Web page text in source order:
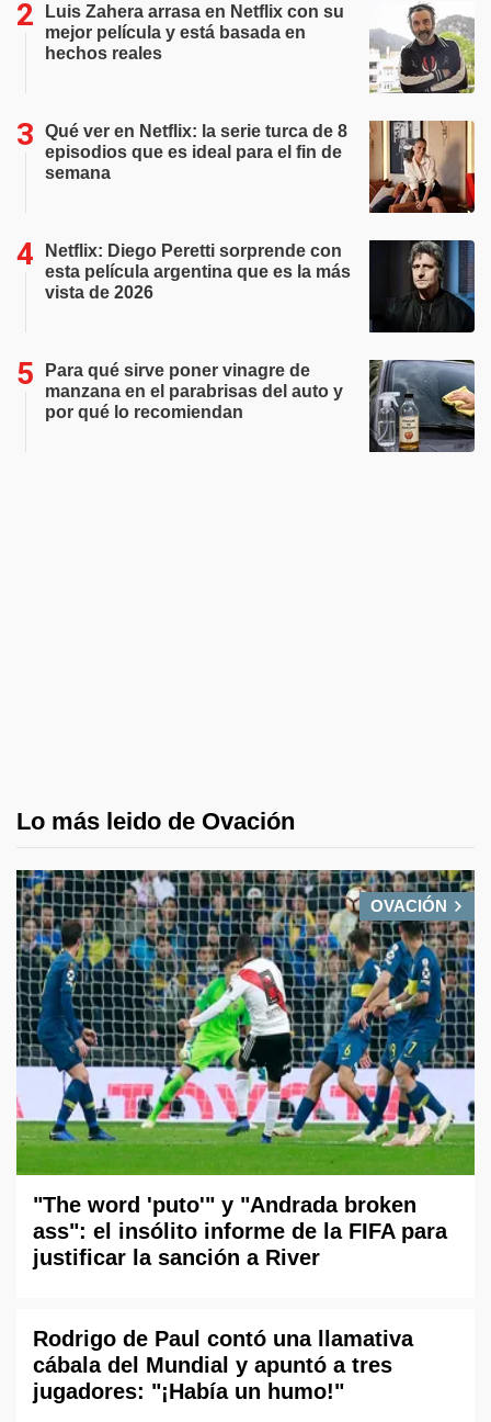
Luis Zahera arrasa en Netflix con su
mejor película y está basada en
hechos reales
Qué ver en Netflix: la serie turca de 8
episodios que es ideal para el fin de
semana
Netflix: Diego Peretti sorprende con
esta película argentina que es la más
vista de 2026
Para qué sirve poner vinagre de
manzana en el parabrisas del auto y
por qué lo recomiendan
Lo más leido de Ovación
OVACIÓN
"The word 'puto'" y "Andrada broken
ass": el insólito informe de la FIFA para
justificar la sanción a River
Rodrigo de Paul contó una llamativa
cábala del Mundial y apuntó a tres
jugadores: "¡Había un humo!"